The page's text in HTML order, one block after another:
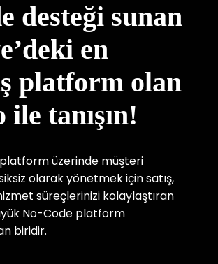
desteği sunan
en
platform olan
tanışın!
üzerinde müşteri
olarak yönetmek için satış,
süreçlerinizi kolaylaştıran
No-Code platform
biridir.